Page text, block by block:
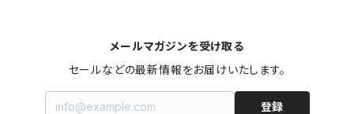
メールマガジンを受け取る
セールなどの最新情報をお届けいたします。
登録